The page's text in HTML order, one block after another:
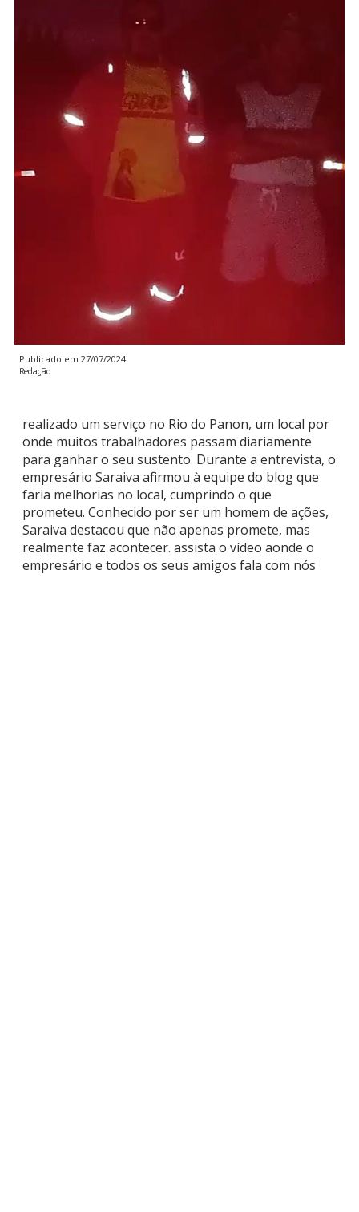
Publicado em 27/07/2024
Redação
realizado um serviço no Rio do Panon, um local por
onde muitos trabalhadores passam diariamente
para ganhar o seu sustento. Durante a entrevista, o
empresário Saraiva afirmou à equipe do blog que
faria melhorias no local, cumprindo o que
prometeu. Conhecido por ser um homem de ações,
Saraiva destacou que não apenas promete, mas
realmente faz acontecer. assista o vídeo aonde o
empresário e todos os seus amigos fala com nós